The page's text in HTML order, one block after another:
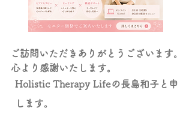
ご訪問いただきありがとうございます。
心より感謝いたします。
​Holistic Therapy Lifeの長島和子と申
します。